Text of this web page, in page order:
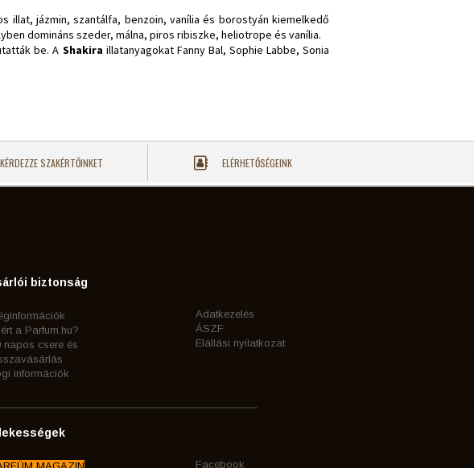
illat, jázmin, szantálfa, benzoin, vanília és borostyán kiemelkedő
domináns szeder, málna, piros ribiszke, heliotrope és vanília.
be. A Shakira illatanyagokat Fanny Bal, Sophie Labbe, Sonia
KÉRDEZZE SZAKÉRTŐINKET ELÉRHETŐSÉGEINK
biztonság
a Parfum.hu?
napos csere és
információk
Adatkezelés
ÁSZF
Elállási nyilatkozat
MAGAZIN Facebook